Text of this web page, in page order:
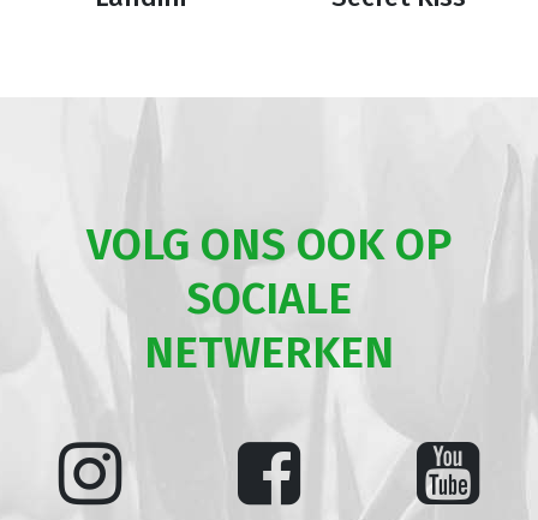
VOLG ONS OOK OP
SOCIALE
NETWERKEN